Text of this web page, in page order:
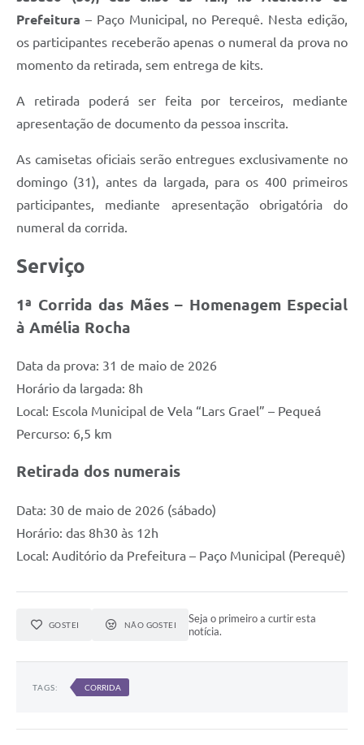
Prefeitura – Paço Municipal, no Perequê. Nesta edição,
os participantes receberão apenas o numeral da prova no
momento da retirada, sem entrega de kits.
A retirada poderá ser feita por terceiros, mediante
apresentação de documento da pessoa inscrita.
As camisetas oficiais serão entregues exclusivamente no
domingo (31), antes da largada, para os 400 primeiros
participantes, mediante apresentação obrigatória do
numeral da corrida.
Serviço
1ª Corrida das Mães – Homenagem Especial
à Amélia Rocha
Data da prova: 31 de maio de 2026
Horário da largada: 8h
Local: Escola Municipal de Vela “Lars Grael” – Pequeá
Percurso: 6,5 km
Retirada dos numerais
Data: 30 de maio de 2026 (sábado)
Horário: das 8h30 às 12h
Local: Auditório da Prefeitura – Paço Municipal (Perequê)
GOSTEI NÃO GOSTEI
Seja o primeiro a curtir esta
notícia.
TAGS: CORRIDA